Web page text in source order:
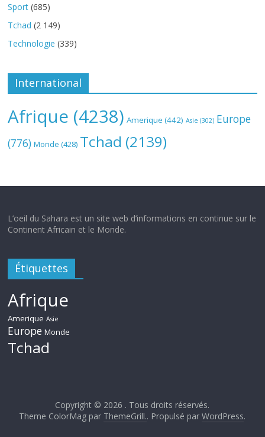
Sport (685)
Tchad (2 149)
Technologie (339)
International
Afrique (4238) Amerique (442) Asie (302) Europe
(776) Monde (428) Tchad (2139)
L’oeil du Sahara est un site web d’informations en continue sur le
Continent Africain et le Monde.
Étiquettes
Afrique
Amerique Asie
Europe Monde
Tchad
Copyright © 2026 . Tous droits réservés.
Theme ColorMag par ThemeGrill.. Propulsé parWordPress.